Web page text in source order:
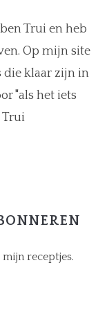
Trui en heb
Op mijn site
die klaar zijn in
"als het iets
Trui
receptjes.